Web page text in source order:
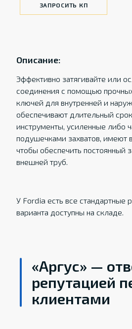
ЗАПРОСИТЬ КП
Описание:
Эффективно затягивайте или
соединения с помощью
ключей для внутренней и
обеспечивают длительный
инструменты, усиленные либо
подушечками захватов, имеют
чтобы обеспечить постоянный
внешней труб.
У Fordia есть все стандартные
варианта доступны на складе.
«Аргус» —
репутацией
клиентами